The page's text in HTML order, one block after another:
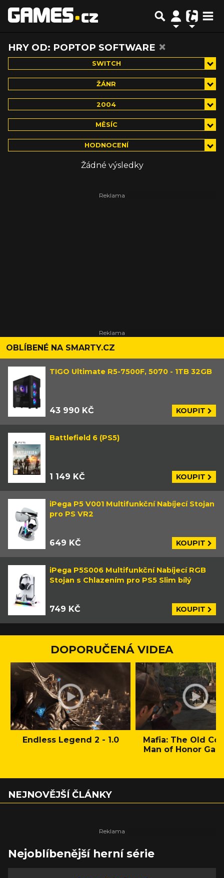
HRY OD: POPTOP SOFTWARE ×
SWITCH
ŽÁNR
2004
MĚSÍC
HODNOCENÍ
Žádné výsledky
OBLÍBENÉ NA SMARTY.CZ
TIGO Ultimate R5-7500F, 5070 - 1TB 32GB
43 990 KČ KOUPIT
Battlefield 6 (PS5)
1 149 KČ KOUPIT
iPega P5 V001 Multifunkční Nabíjecí Stojan
pro PS VR2
649 KČ KOUPIT
iPega P5S006 Multifunkční Nabíjecí RGB
Stojan s Chlazením pro PS5 Slim bílý
749 KČ KOUPIT
DOPORUČENÁ VIDEA
Endless Legend 2 - 1.0
Mafia: The Old
Man of Honor
NEJNOVĚJŠÍ ČLÁNKY
Nejoblíbenější herní série